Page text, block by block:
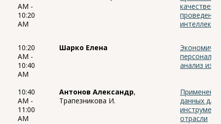
AM -
10:20
AM
интеллекта
10:20
AM -
10:40
AM
Шарко Елена
анализ
10:40
AM -
11:00
AM
Антонов Александр,
Трапезникова И.
данных для
отрасли